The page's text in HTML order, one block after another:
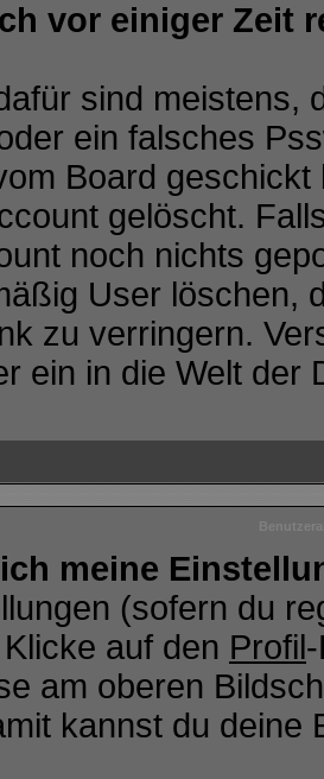
vor einiger Zeit
sind meistens,
ein falsches
Board
gelöscht.
noch nichts
User löschen,
zu verringern.
ein in die Welt der
meine
(sofern du
auf den Profil
am oberen
kannst du deine